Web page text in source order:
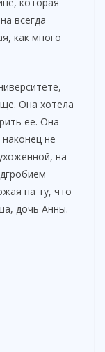
всегда
как много
Она хотела
ее. Она
не
на
на ту, что
дочь Анны.